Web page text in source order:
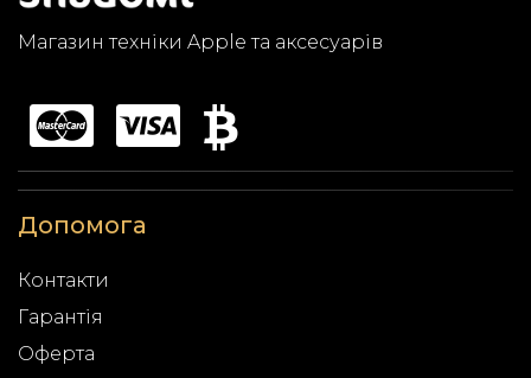
Магазин техніки Apple та аксесуарів
Допомога
Контакти
Гарантія
Оферта